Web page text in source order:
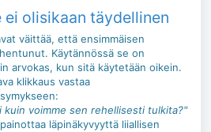
olisikaan täydellinen
väittää, että ensimmäisen
Käytännössä se on
arvokas, kun sitä käytetään oikein.
klikkaus vastaa
kuin voimme sen rehellisesti tulkita?"
läpinäkyvyyttä liiallisen